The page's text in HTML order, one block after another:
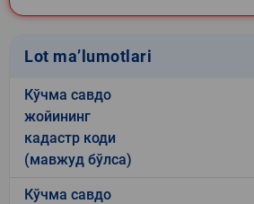
Lot ma’lumotlari
Кўчма савдо
жойининг
кадастр коди
(мавжуд бўлса)
Кўчма савдо